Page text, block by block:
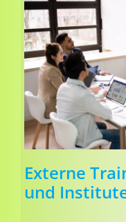
Externe
und